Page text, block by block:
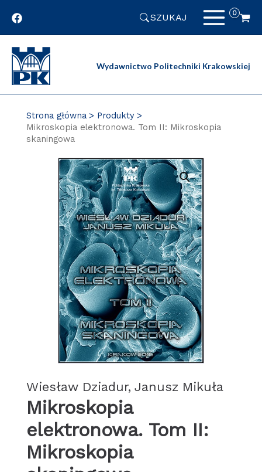
SZUKAJ
Wydawnictwo Politechniki Krakowskiej
Strona główna
Produkty
Mikroskopia elektronowa. Tom II: Mikroskopia
skaningowa
Wiesław Dziadur, Janusz Mikuła
Mikroskopia
elektronowa. Tom II:
Mikroskopia